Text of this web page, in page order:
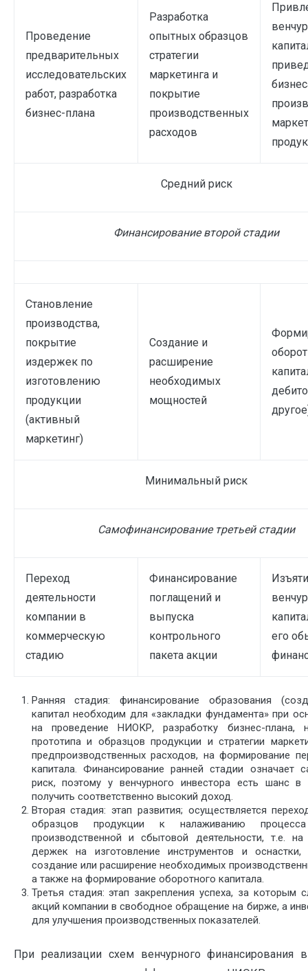
Проведение
предварительных
исследовательских
работ, разработка
бизнес-плана
Разработка
опытных образцов
стратегии
маркетинга и
покрытие
производственных
расходов
Средний риск
Финансирование второй стадии
Становление
производства,
покрытие
издержек по
изготовлению
продукции
(активный
маркетинг)
Создание и
расширение
необходимых
мощностей
Минимальный риск
Самофинансирование третьей стадии
Переход
деятельности
компании в
коммерческую
стадию
Финансирование
поглащений и
выпуска
контрольного
пакета акции
его
Ранняя стадия: финансирование образования
капитал необходим для «за­кладки фундамента» при
на проведение НИОКР, разработку бизнес-плана,
прототипа и образцов продукции и стратегии
предпроизводственных расходов, на формирование
капитала. Финансирование ранней стадии означает
риск, поэтому у венчурного инвестора есть шанс в
получить соответст­венно высокий доход.
Вторая стадия: этап развития; осуществляется
образцов продукции к на­лаживанию
производственной и сбытовой деятельности, т.е.
держек на изготовление инструментов и оснастки,
создание или расширение необхо­димых
а также на формирование оборотного капитала.
Третья стадия: этап закрепления успеха, за которым
акций компании в сво­бодное обращение на бирже, а
для улучшения производственных показателей.
При реализации схем венчурного финансирования